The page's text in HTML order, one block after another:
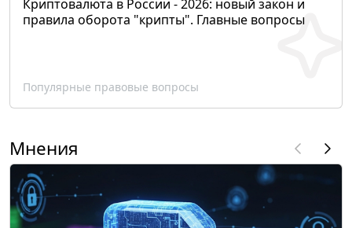
Криптовалюта в России - 2026: новый закон и
правила оборота "крипты". Главные вопросы
Популярные правовые вопросы
Мнения